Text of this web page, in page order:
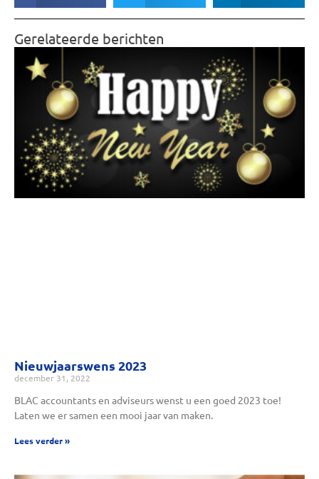
Gerelateerde berichten
Nieuwjaarswens 2023
december 31, 2022
BLAC accountants en adviseurs wenst u een goed 2023 toe!
Laten we er samen een mooi jaar van maken.
Lees verder »